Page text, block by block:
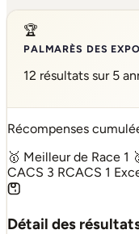
🏆
PALMARÈS DES
12 résultats sur 5
Récompenses
🥇 Meilleur de Race 1
CACS 3 RCACS 1
Détail des